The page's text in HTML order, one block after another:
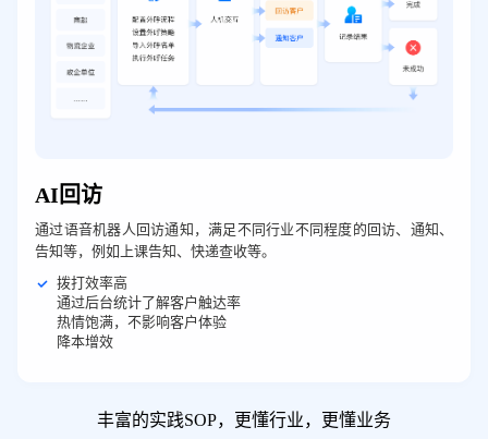
AI回访
通过语音机器人回访通知，满足不同行业不同程度的回访、通知、
告知等，例如上课告知、快递查收等。
拨打效率高
通过后台统计了解客户触达率
热情饱满，不影响客户体验
降本增效
丰富的实践SOP，更懂行业，更懂业务